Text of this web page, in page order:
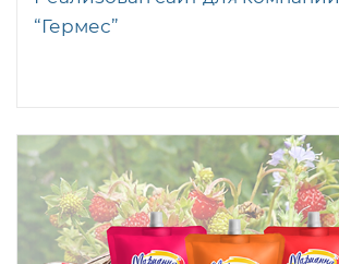
“Гермес”